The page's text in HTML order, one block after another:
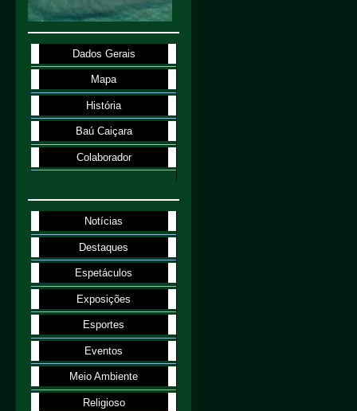
Dados Gerais
Mapa
História
Baú Caiçara
Colaborador
Notícias
Destaques
Espetáculos
Exposições
Esportes
Eventos
Meio Ambiente
Religioso